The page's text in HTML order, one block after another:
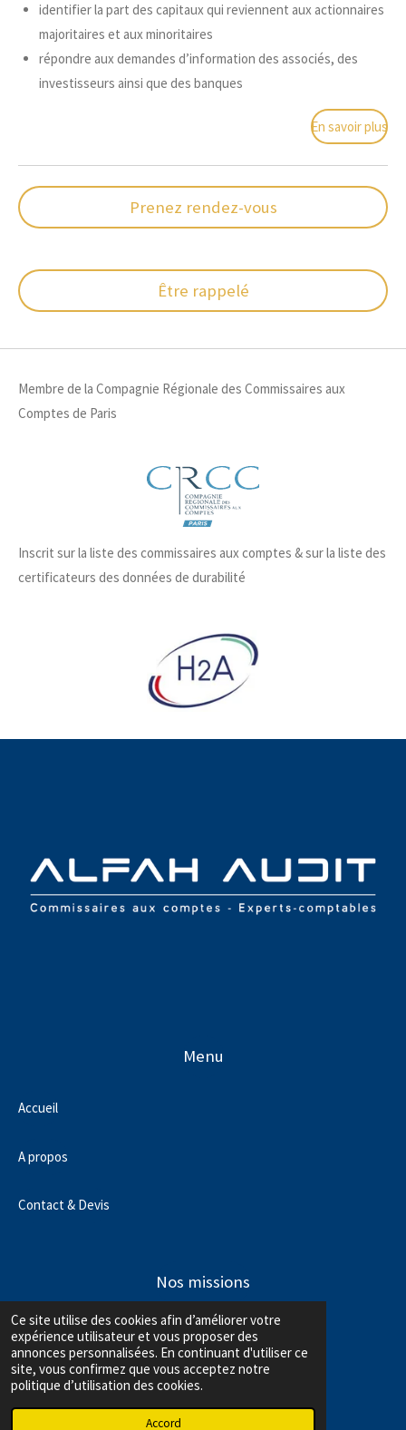
Ce site utilise des cookies afin d’améliorer votre
expérience utilisateur et vous proposer des
annonces personnalisées. En continuant d'utiliser ce
site, vous confirmez que vous acceptez notre
politique d’utilisation des cookies.
Accord
identifier la part des capitaux qui reviennent aux actionnaires
majoritaires et aux minoritaires
répondre aux demandes d’information des associés, des
investisseurs ainsi que des banques
En savoir plus
Prenez rendez-vous
Être rappelé
Membre de la Compagnie Régionale des Commissaires aux
Comptes de Paris
Inscrit sur la liste des commissaires aux comptes & sur la liste des
certificateurs des données de durabilité
Menu
Accueil
A propos
Contact & Devis
Nos missions
Audit & commissariat aux comptes
Expertise comptable